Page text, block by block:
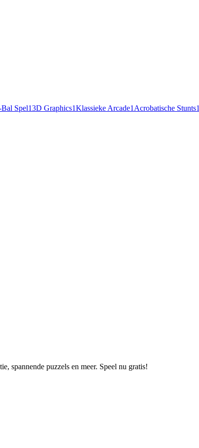
Spel13D Graphics1Klassieke Arcade1 Acrobatische Stunts1
spannende puzzels en meer. Speel nu gratis!